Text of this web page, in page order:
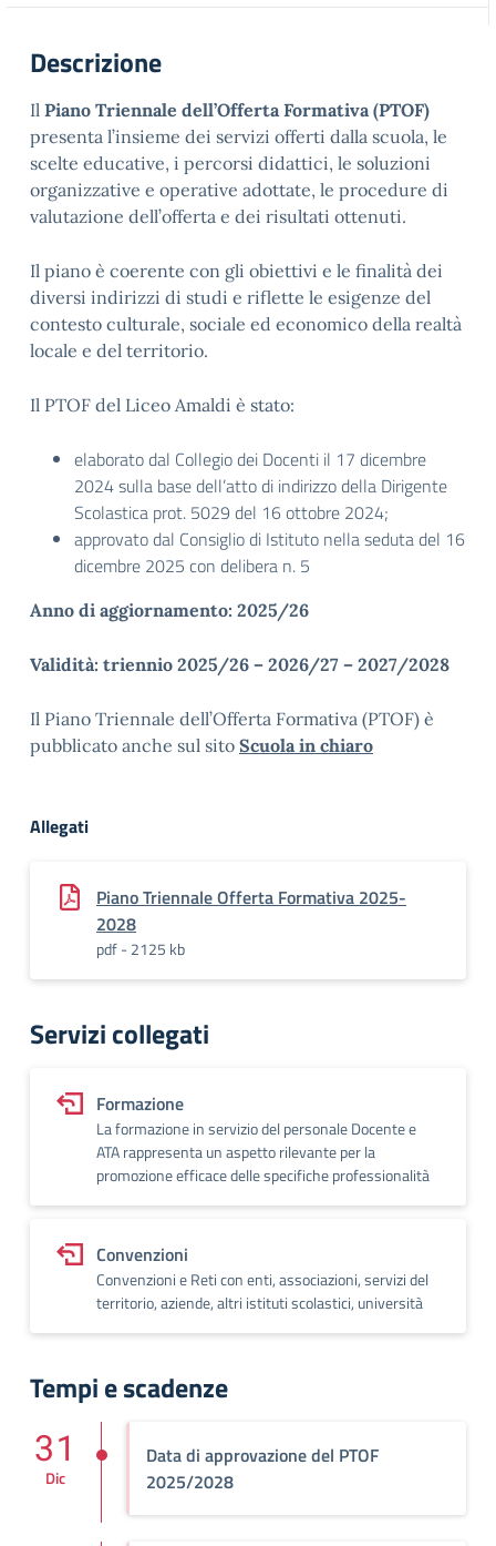
Descrizione
Il Piano Triennale dell’Offerta Formativa (PTOF)
presenta l’insieme dei servizi offerti dalla scuola, le
scelte educative, i percorsi didattici, le soluzioni
organizzative e operative adottate, le procedure di
valutazione dell’offerta e dei risultati ottenuti.
Il piano è coerente con gli obiettivi e le finalità dei
diversi indirizzi di studi e riflette le esigenze del
contesto culturale, sociale ed economico della realtà
locale e del territorio.
Il PTOF del Liceo Amaldi è stato:
elaborato dal Collegio dei Docenti il 17 dicembre
2024 sulla base dell’atto di indirizzo della Dirigente
Scolastica prot. 5029 del 16 ottobre 2024;
approvato dal Consiglio di Istituto nella seduta del 16
dicembre 2025 con delibera n. 5
Anno di aggiornamento: 2025/26
Validità: triennio 2025/26 – 2026/27 – 2027/2028
Il Piano Triennale dell’Offerta Formativa (PTOF) è
pubblicato anche sul sito Scuola in chiaro
Allegati
Piano Triennale Offerta Formativa 2025-
2028
pdf - 2125 kb
Servizi collegati
Formazione
La formazione in servizio del personale Docente e
ATA rappresenta un aspetto rilevante per la
promozione efficace delle specifiche professionalità
Convenzioni
Convenzioni e Reti con enti, associazioni, servizi del
territorio, aziende, altri istituti scolastici, università
Tempi e scadenze
Data di approvazione del PTOF
2025/2028
31
Dic